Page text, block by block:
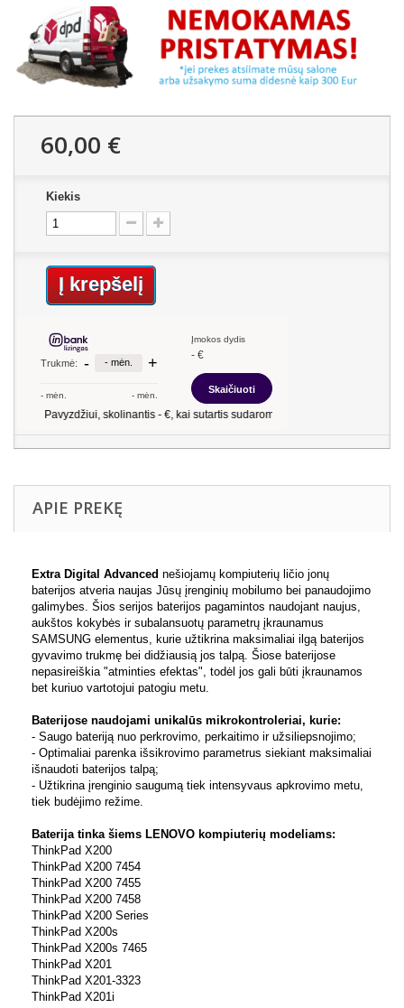
60,00 €
Kiekis
Į krepšelį
APIE PREKĘ
Extra Digital Advanced nešiojamų kompiuterių ličio jonų
baterijos atveria naujas Jūsų įrenginių mobilumo bei panaudojimo
galimybes. Šios serijos baterijos pagamintos naudojant naujus,
aukštos kokybės ir subalansuotų parametrų įkraunamus
SAMSUNG elementus, kurie užtikrina maksimaliai ilgą baterijos
gyvavimo trukmę bei didžiausią jos talpą. Šiose baterijose
nepasireiškia "atminties efektas", todėl jos gali būti įkraunamos
bet kuriuo vartotojui patogiu metu.
Baterijose naudojami unikalūs mikrokontroleriai, kurie:
- Saugo bateriją nuo perkrovimo, perkaitimo ir užsiliepsnojimo;
- Optimaliai parenka išsikrovimo parametrus siekiant maksimaliai
išnaudoti baterijos talpą;
- Užtikrina įrenginio saugumą tiek intensyvaus apkrovimo metu,
tiek budėjimo režime.
Baterija tinka šiems LENOVO kompiuterių modeliams:
ThinkPad X200
ThinkPad X200 7454
ThinkPad X200 7455
ThinkPad X200 7458
ThinkPad X200 Series
ThinkPad X200s
ThinkPad X200s 7465
ThinkPad X201
ThinkPad X201-3323
ThinkPad X201i